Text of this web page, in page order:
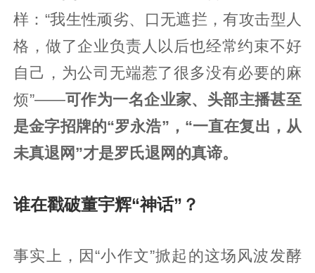
样：“我生性顽劣、口无遮拦，有攻击型人
格，做了企业负责人以后也经常约束不好
自己，为公司无端惹了很多没有必要的麻
烦”——可作为一名企业家、头部主播甚至
是金字招牌的“罗永浩”，“一直在复出，从
未真退网”才是罗氏退网的真谛。
谁在戳破董宇辉“神话”？
事实上，因“小作文”掀起的这场风波发酵